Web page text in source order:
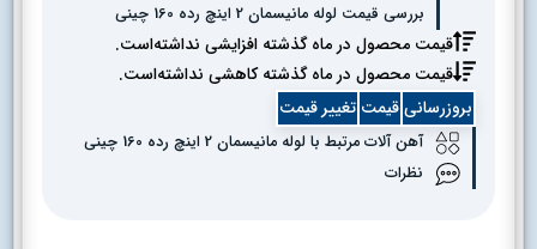
بررسی قیمت لوله مانیسمان 2 اینچ رده 160 چینی
قیمت محصول در ماه گذشته افزایشی نداشته‌است.
قیمت محصول در ماه گذشته کاهشی نداشته‌است.
بروزرسانیقیمتتغییر قیمت
آهن آلات مرتبط با لوله مانیسمان 2 اینچ رده 160 چینی
نظرات